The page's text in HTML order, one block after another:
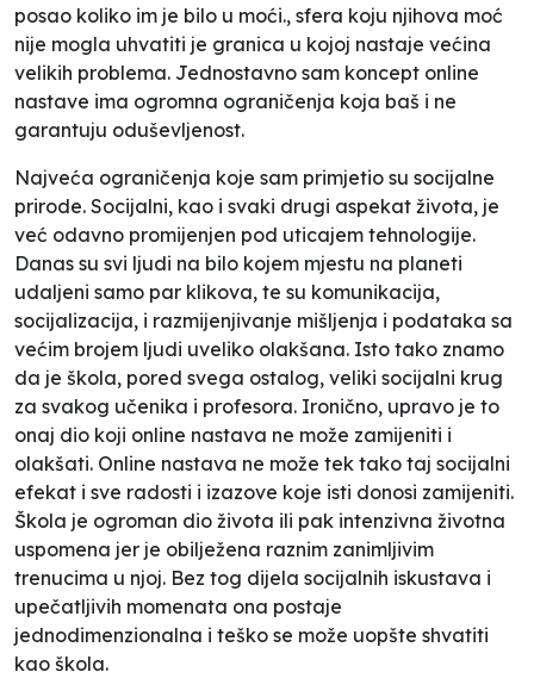
posao koliko im je bilo u moći., sfera koju njihova moć
nije mogla uhvatiti je granica u kojoj nastaje većina
velikih problema. Jednostavno sam koncept online
nastave ima ogromna ograničenja koja baš i ne
garantuju oduševljenost.
Najveća ograničenja koje sam primjetio su socijalne
prirode. Socijalni, kao i svaki drugi aspekat života, je
već odavno promijenjen pod uticajem tehnologije.
Danas su svi ljudi na bilo kojem mjestu na planeti
udaljeni samo par klikova, te su komunikacija,
socijalizacija, i razmijenjivanje mišljenja i podataka sa
većim brojem ljudi uveliko olakšana. Isto tako znamo
da je škola, pored svega ostalog, veliki socijalni krug
za svakog učenika i profesora. Ironično, upravo je to
onaj dio koji online nastava ne može zamijeniti i
olakšati. Online nastava ne može tek tako taj socijalni
efekat i sve radosti i izazove koje isti donosi zamijeniti.
Škola je ogroman dio života ili pak intenzivna životna
uspomena jer je obilježena raznim zanimljivim
trenucima u njoj. Bez tog dijela socijalnih iskustava i
upečatljivih momenata ona postaje
jednodimenzionalna i teško se može uopšte shvatiti
kao škola.